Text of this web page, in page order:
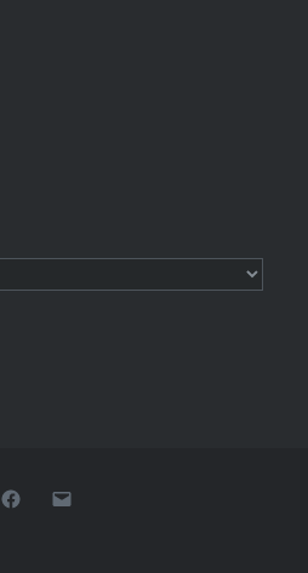
Facebook
Email